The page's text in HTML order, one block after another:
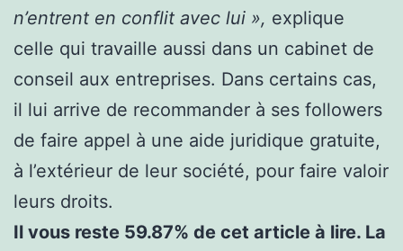
n’entrent en conflit avec lui », explique
celle qui travaille aussi dans un cabinet de
conseil aux entreprises. Dans certains cas,
il lui arrive de recommander à ses followers
de faire appel à une aide juridique gratuite,
à l’extérieur de leur société, pour faire valoir
leurs droits.
Il vous reste 59.87% de cet article à lire. La